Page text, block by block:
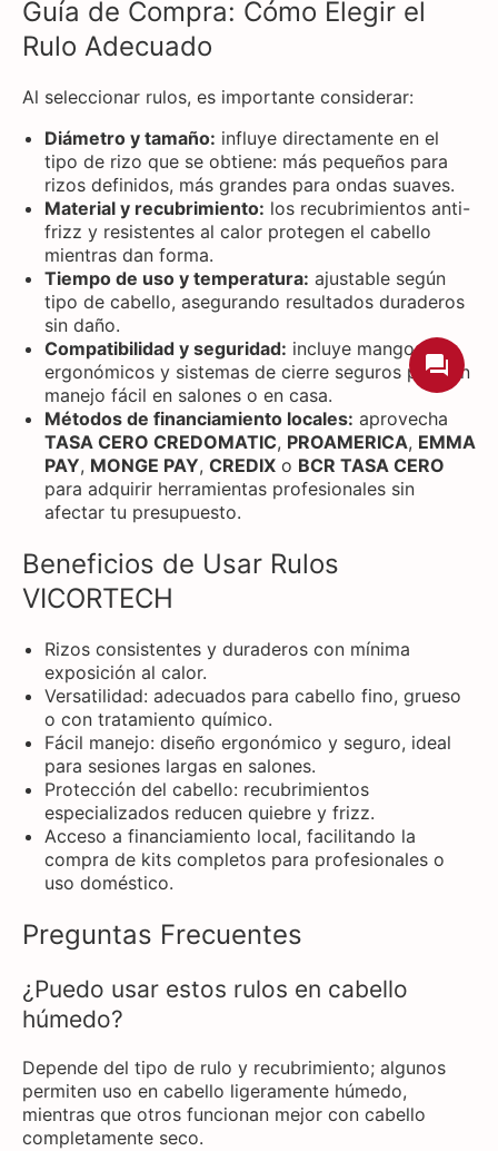
Guía de Compra: Cómo Elegir el
Rulo Adecuado
Al seleccionar rulos, es importante considerar:
Diámetro y tamaño: influye directamente en el
tipo de rizo que se obtiene: más pequeños para
rizos definidos, más grandes para ondas suaves.
Material y recubrimiento: los recubrimientos anti-
frizz y resistentes al calor protegen el cabello
mientras dan forma.
Tiempo de uso y temperatura: ajustable según
tipo de cabello, asegurando resultados duraderos
sin daño.
Compatibilidad y seguridad: incluye mangos
ergonómicos y sistemas de cierre seguros para un
manejo fácil en salones o en casa.
Métodos de financiamiento locales: aprovecha
TASA CERO CREDOMATIC, PROAMERICA, EMMA
PAY, MONGE PAY, CREDIX o BCR TASA CERO
para adquirir herramientas profesionales sin
afectar tu presupuesto.
Beneficios de Usar Rulos
VICORTECH
Rizos consistentes y duraderos con mínima
exposición al calor.
Versatilidad: adecuados para cabello fino, grueso
o con tratamiento químico.
Fácil manejo: diseño ergonómico y seguro, ideal
para sesiones largas en salones.
Protección del cabello: recubrimientos
especializados reducen quiebre y frizz.
Acceso a financiamiento local, facilitando la
compra de kits completos para profesionales o
uso doméstico.
Preguntas Frecuentes
¿Puedo usar estos rulos en cabello
húmedo?
Depende del tipo de rulo y recubrimiento; algunos
permiten uso en cabello ligeramente húmedo,
mientras que otros funcionan mejor con cabello
completamente seco.